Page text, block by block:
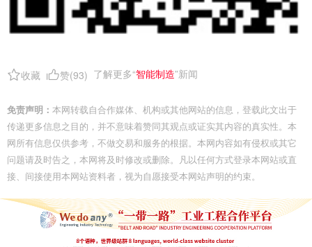
收藏 赞(93) 了解更多“智能制造”新闻
免责声明： 本网转载自合作媒体、机构或其他网站的信息，登载此文出于
传递更多信息之目的，并不意味着赞同其观点或证实其内容的真实性。本
网所有信息仅供参考，不做交易和服务的根据。本网内容如有侵权或其它
问题请及时告之，本网将及时修改或删除。凡以任何方式登录本网站或直
接、间接使用本网站资料者，视为自愿接受本网站声明的约束。